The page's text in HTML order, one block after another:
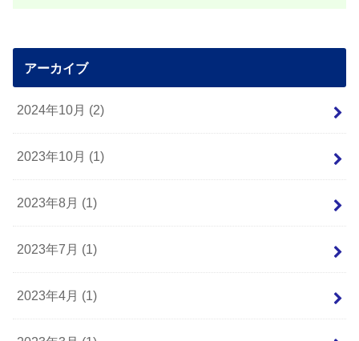
アーカイブ
2024年10月 (2)
2023年10月 (1)
2023年8月 (1)
2023年7月 (1)
2023年4月 (1)